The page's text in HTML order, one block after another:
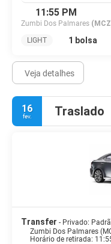
11:55 PM
Zumbi Dos Palmares
LIGHT
1 bolsa
Veja detalhes
16
fev. Traslado
Transfer - Privado:
Zumbi Dos Palmares
Horário de retirada: